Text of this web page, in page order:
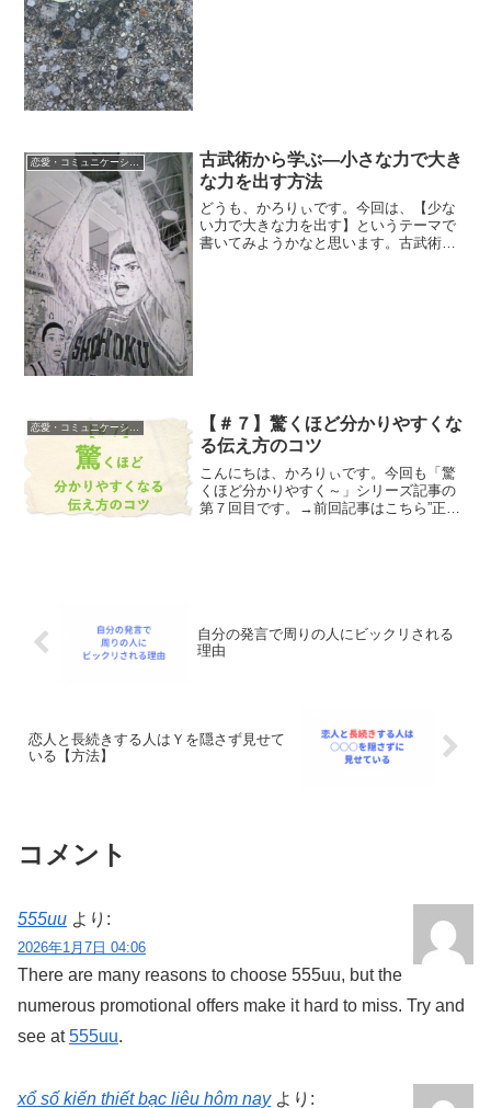
古武術から学ぶ―小さな力で大き
な力を出す方法
どうも、かろりぃです。今回は、【少な
い力で大きな力を出す】というテーマで
書いてみようかなと思います。古武術の
【＃７】驚くほど分かりやすくな
る伝え方のコツ
こんにちは、かろりぃです。今回も「驚
くほど分かりやすく～」シリーズ記事の
第７回目です。→前回記事はこちら”正し
自分の発言で周りの人にビックリされる
理由
恋人と長続きする人はＹを隠さず見せて
いる【方法】
コメント
555uu より:
2026年1月7日 04:06
There are many reasons to choose 555uu, but the
numerous promotional offers make it hard to miss. Try and
see at555uu.
xổ số kiến thiết bạc liêu hôm nay より: